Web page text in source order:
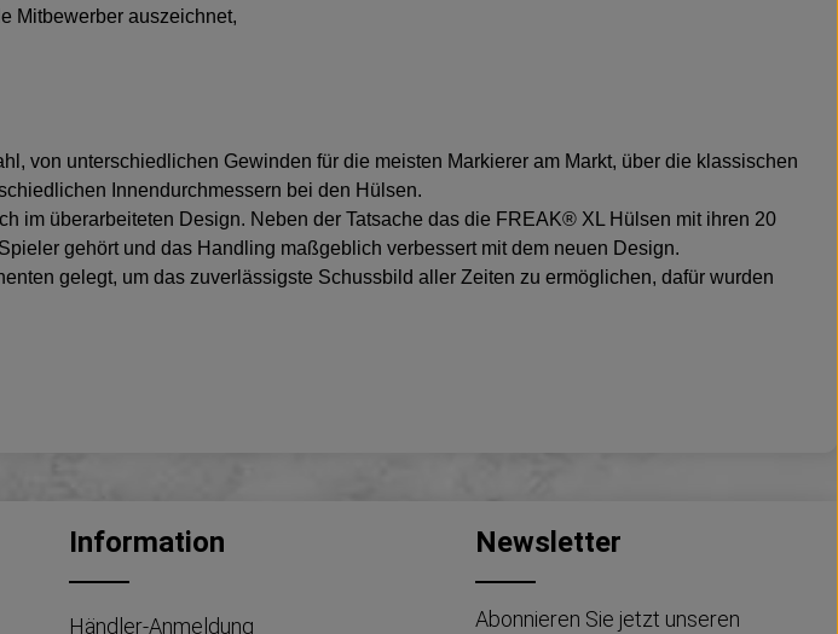
Mitbewerber auszeichnet,
von unterschiedlichen Gewinden für die meisten Markierer am Markt, über die klassischen
Innendurchmessern bei den Hülsen.
im überarbeiteten Design. Neben der Tatsache das die FREAK® XL Hülsen mit ihren 20
gehört und das Handling maßgeblich verbessert mit dem neuen Design.
gelegt, um das zuverlässigste Schussbild aller Zeiten zu ermöglichen, dafür wurden
Information
Händler-Anmeldung
Newsletter
Abonnieren Sie jetzt unseren